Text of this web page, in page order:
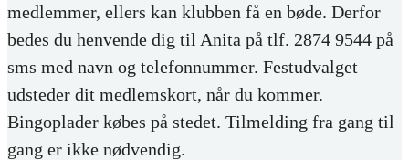
medlemmer, ellers kan klubben få en bøde. Derfor
bedes du henvende dig til Anita på tlf. 2874 9544 på
sms med navn og telefonnummer. Festudvalget
udsteder dit medlemskort, når du kommer.
Bingoplader købes på stedet. Tilmelding fra gang til
gang er ikke nødvendig.